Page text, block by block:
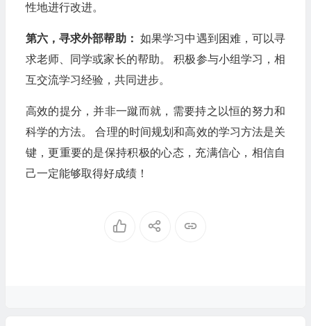
性地进行改进。
第六，寻求外部帮助： 如果学习中遇到困难，可以寻
求老师、同学或家长的帮助。 积极参与小组学习，相
互交流学习经验，共同进步。
高效的提分，并非一蹴而就，需要持之以恒的努力和
科学的方法。 合理的时间规划和高效的学习方法是关
键，更重要的是保持积极的心态，充满信心，相信自
己一定能够取得好成绩！